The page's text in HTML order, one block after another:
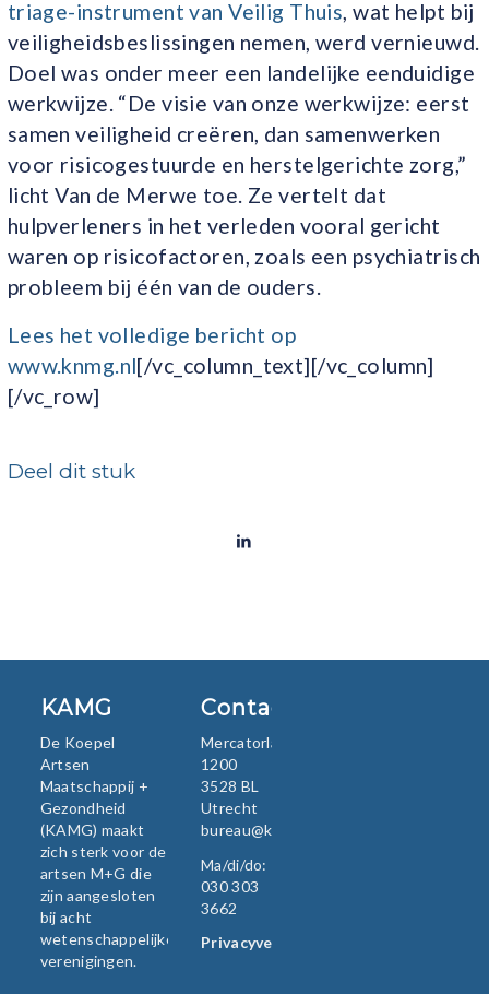
triage-instrument van Veilig Thuis, wat helpt bij
veiligheidsbeslissingen nemen, werd vernieuwd.
Doel was onder meer een landelijke eenduidige
werkwijze. “De visie van onze werkwijze: eerst
samen veiligheid creëren, dan samenwerken
voor risicogestuurde en herstelgerichte zorg,”
licht Van de Merwe toe. Ze vertelt dat
hulpverleners in het verleden vooral gericht
waren op risicofactoren, zoals een psychiatrisch
probleem bij één van de ouders.
Lees het volledige bericht op
www.knmg.nl[/vc_column_text][/vc_column]
[/vc_row]
Deel dit stuk
KAMG
De Koepel
Artsen
Maatschappij +
Gezondheid
(KAMG) maakt
zich sterk voor de
artsen M+G die
zijn aangesloten
bij acht
wetenschappelijke
verenigingen.
Contact
Mercatorlaan
1200
3528 BL
Utrecht
bureau@kamg.nl
Ma/di/do:
030 303
3662
Privacyverklaring